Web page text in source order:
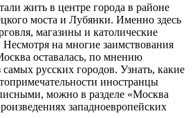
жить в центре города в районе
моста и Лубянки. Именно здесь
магазины и католические
на многие заимствования
оставалась, по мнению
русских городов. Узнать, какие
иностранцы
можно в разделе «Москва
западноевропейских